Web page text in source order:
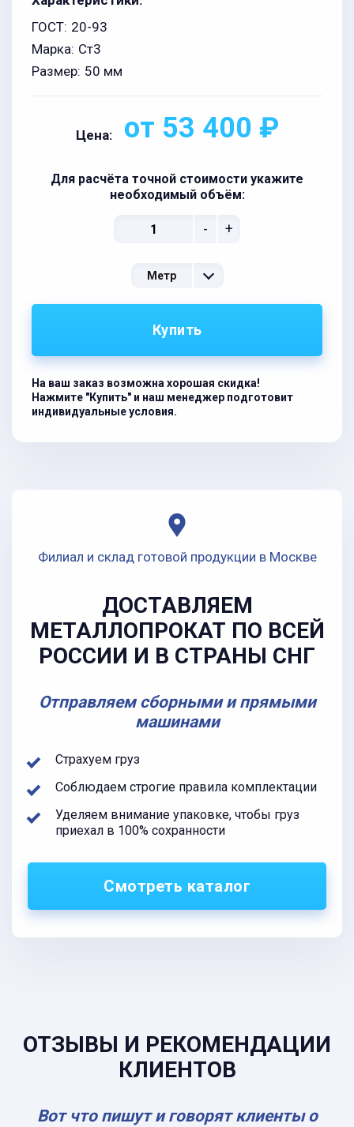
ГОСТ: 20-93
Марка: Ст3
Размер: 50 мм
Цена: от 53 400 ₽
Для расчёта точной стоимости укажите
необходимый объём:
- +
Метр
Купить
На ваш заказ возможна хорошая скидка!
Нажмите "Купить" и наш менеджер подготовит
индивидуальные условия.
Филиал и склад готовой продукции в Москве
ДОСТАВЛЯЕМ
МЕТАЛЛОПРОКАТ ПО ВСЕЙ
РОССИИ И В СТРАНЫ СНГ
Отправляем сборными и прямыми
машинами
Страхуем груз
Соблюдаем строгие правила комплектации
Уделяем внимание упаковке, чтобы груз
приехал в 100% сохранности
Смотреть каталог
ОТЗЫВЫ И РЕКОМЕНДАЦИИ
КЛИЕНТОВ
Вот что пишут и говорят клиенты о